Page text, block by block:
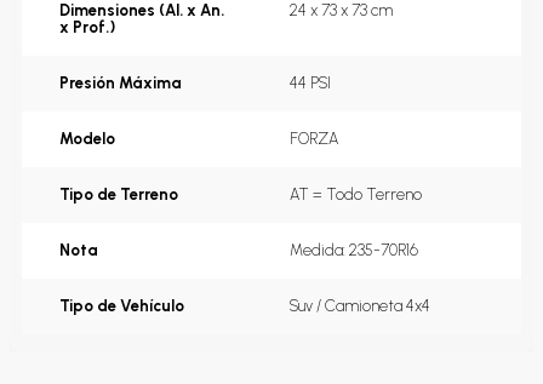
Dimensiones (Al. x An.
x Prof.)
24 x 73 x 73 cm
Presión Máxima 44 PSI
Modelo FORZA
Tipo de Terreno AT = Todo Terreno
Nota Medida: 235-70R16
Tipo de Vehículo Suv / Camioneta 4x4